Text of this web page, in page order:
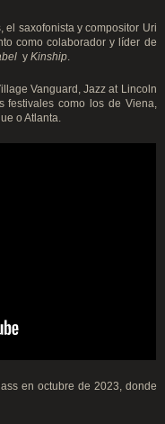
el saxofonista y compositor Uri
como colaborador y líder de
yKinship.
Vanguard, Jazz at Lincoln
festivales como los de Viena,
o Atlanta.
en octubre de 2023, donde